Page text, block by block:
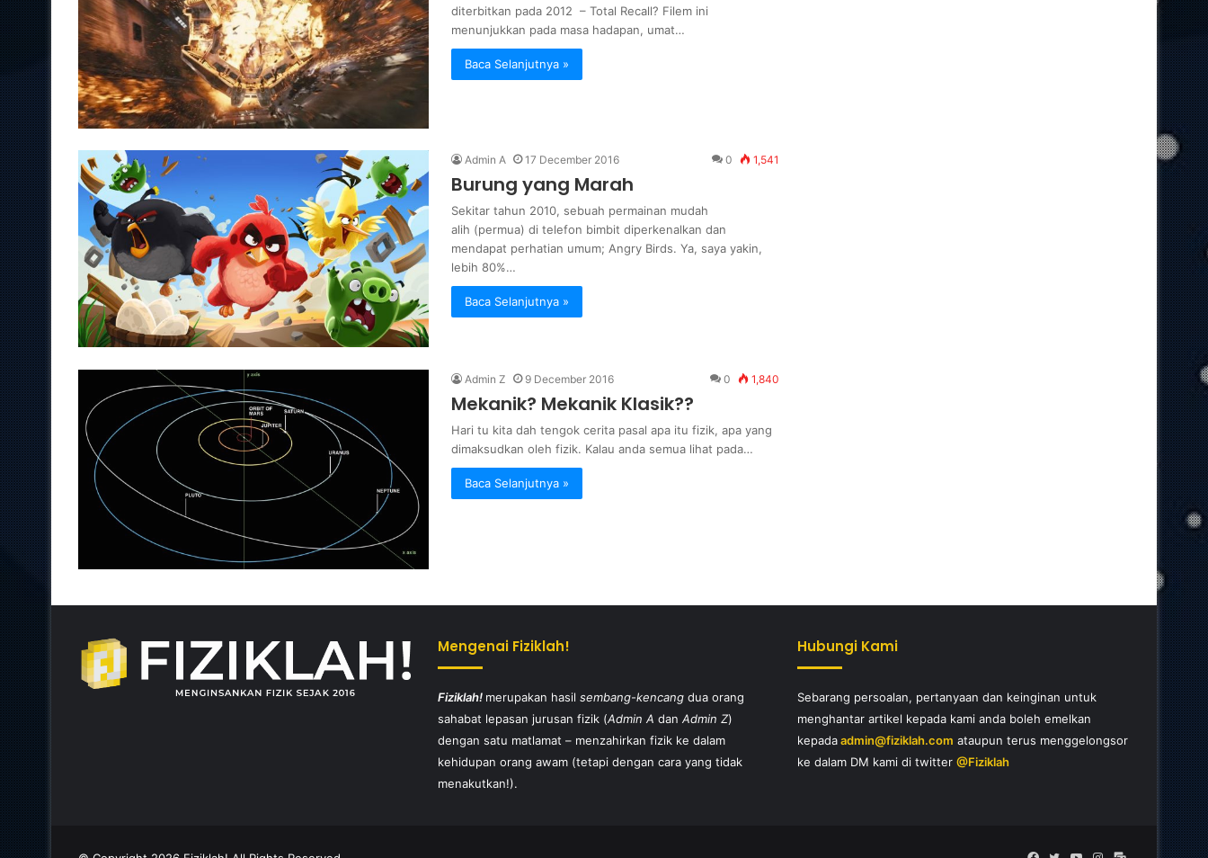
diterbitkan pada 2012 – Total Recall? Filem ini
menunjukkan pada masa hadapan, umat…
Baca Selanjutnya »
Admin A 17 December 2016 0 1,541
Burung yang Marah
Sekitar tahun 2010, sebuah permainan mudah
alih (permua) di telefon bimbit diperkenalkan dan
mendapat perhatian umum; Angry Birds. Ya, saya yakin,
lebih 80%…
Baca Selanjutnya »
Admin Z 9 December 2016 0 1,840
Mekanik? Mekanik Klasik??
Hari tu kita dah tengok cerita pasal apa itu fizik, apa yang
dimaksudkan oleh fizik. Kalau anda semua lihat pada…
Baca Selanjutnya »
Mengenai Fiziklah!
Fiziklah! merupakan hasil sembang-kencang dua orang
sahabat lepasan jurusan fizik (Admin A dan Admin Z)
dengan satu matlamat – menzahirkan fizik ke dalam
kehidupan orang awam (tetapi dengan cara yang tidak
menakutkan!).
Hubungi Kami
Sebarang persoalan, pertanyaan dan keinginan untuk
menghantar artikel kepada kami anda boleh emelkan
kepadaadmin@fiziklah.com ataupun terus menggelongsor
ke dalam DM kami di twitter @Fiziklah